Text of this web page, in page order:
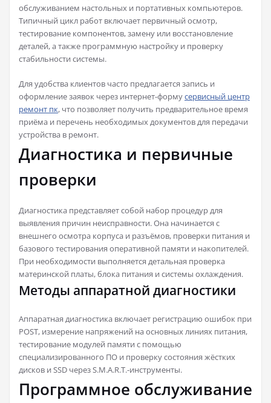
обслуживанием настольных и портативных компьютеров.
Типичный цикл работ включает первичный осмотр,
тестирование компонентов, замену или восстановление
деталей, а также программную настройку и проверку
стабильности системы.
Для удобства клиентов часто предлагается запись и
оформление заявок через интернет-формусервисный центр
ремонт пк, что позволяет получить предварительное время
приёма и перечень необходимых документов для передачи
устройства в ремонт.
Диагностика и первичные
проверки
Диагностика представляет собой набор процедур для
выявления причин неисправности. Она начинается с
внешнего осмотра корпуса и разъёмов, проверки питания и
базового тестирования оперативной памяти и накопителей.
При необходимости выполняется детальная проверка
материнской платы, блока питания и системы охлаждения.
Методы аппаратной диагностики
Аппаратная диагностика включает регистрацию ошибок при
POST, измерение напряжений на основных линиях питания,
тестирование модулей памяти с помощью
специализированного ПО и проверку состояния жёстких
дисков и SSD через S.M.A.R.T.-инструменты.
Программное обслуживание